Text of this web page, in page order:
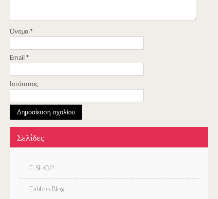
Όνομα *
Email *
Ιστότοπος
Σελίδες
E-SHOP
Fabbro Blog